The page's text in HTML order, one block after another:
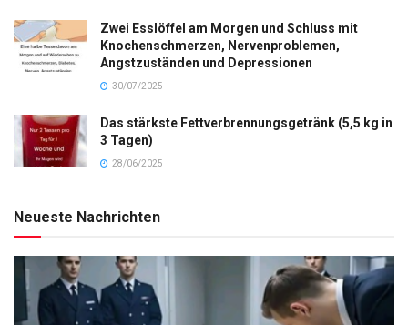
Zwei Esslöffel am Morgen und Schluss mit
Knochenschmerzen, Nervenproblemen,
Angstzuständen und Depressionen
30/07/2025
Das stärkste Fettverbrennungsgetränk (5,5 kg in
3 Tagen)
28/06/2025
Neueste Nachrichten